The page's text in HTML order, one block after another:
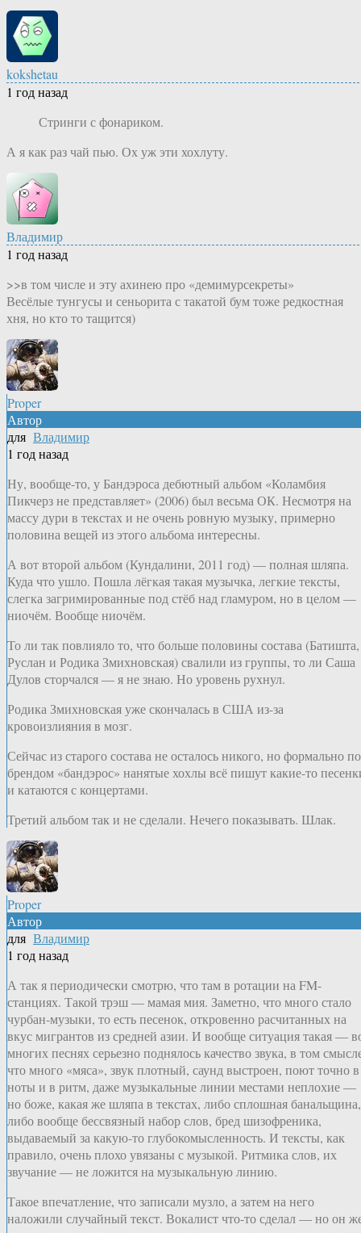
kokshetau
1 год назад
Стринги с фонариком.
А я как раз чай пью. Ох уж эти хохлуту.
Владимир
1 год назад
>>в том числе и эту ахинею про «демимурсекреты»
Весёлые тунгусы и сеньорита с такатой бум тоже редкостная
хня, но кто то тащится)
Proper
Автор
для Владимир
1 год назад
Ну, вообще-то, у Бандэроса дебютный альбом «Коламбия
Пикчерз не представляет» (2006) был весьма ОК. Несмотря на
массу дури в текстах и не очень ровную музыку, примерно
половина вещей из этого альбома интересны.
А вот второй альбом (Кундалини, 2011 год) — полная шляпа.
Куда что ушло. Пошла лёгкая такая музычка, легкие тексты,
слегка загримированные под стёб над гламуром, но в целом —
ниочём. Вообще ниочём.
То ли так повлияло то, что больше половины состава (Батишта,
Руслан и Родика Змихновская) свалили из группы, то ли Саша
Дулов сторчался — я не знаю. Но уровень рухнул.
Родика Змихновская уже скончалась в США из-за
кровоизлияния в мозг.
Сейчас из старого состава не осталось никого, но формально
брендом «бандэрос» нанятые хохлы всё пишут какие-то
и катаются с концертами.
Третий альбом так и не сделали. Нечего показывать. Шлак.
Proper
Автор
для Владимир
1 год назад
А так я периодически смотрю, что там в ротации на FM-
станциях. Такой трэш — мамая мия. Заметно, что много стало
чурбан-музыки, то есть песенок, откровенно расчитанных на
вкус мигрантов из средней азии. И вообще ситуация такая —
многих песнях серьезно поднялось качество звука, в том
что много «мяса», звук плотный, саунд выстроен, поют точно в
ноты и в ритм, даже музыкальные линии местами неплохие —
но боже, какая же шляпа в текстах, либо сплошная банальщина,
либо вообще бессвязный набор слов, бред шизофреника,
выдаваемый за какую-то глубокомысленность. И тексты, как
правило, очень плохо увязаны с музыкой. Ритмика слов, их
звучание — не ложится на музыкальную линию.
Такое впечатление, что записали музло, а затем на него
наложили случайный текст. Вокалист что-то сделал — но он